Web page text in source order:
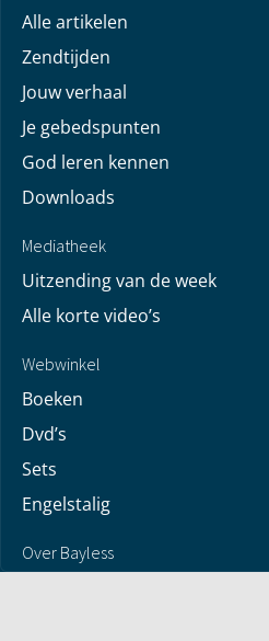
Alle artikelen
Zendtijden
Jouw verhaal
Je gebedspunten
God leren kennen
Downloads
Mediatheek
Uitzending van de week
Alle korte video’s
Webwinkel
Boeken
Dvd’s
Sets
Engelstalig
Over Bayless